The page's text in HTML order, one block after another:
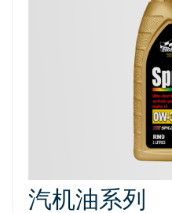
汽机油系列